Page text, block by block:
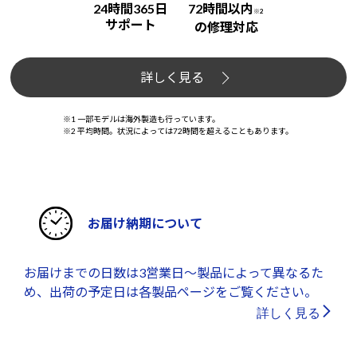
24時間365日
サポート
72時間以内 ※2
の修理対応
詳しく見る
※1 一部モデルは海外製造も行っています。
※2 平均時間。状況によっては72時間を超えることもあります。
お届け納期について
お届けまでの日数は3営業日～製品によって異なるた
め、出荷の予定日は各製品ページをご覧ください。
詳しく見る